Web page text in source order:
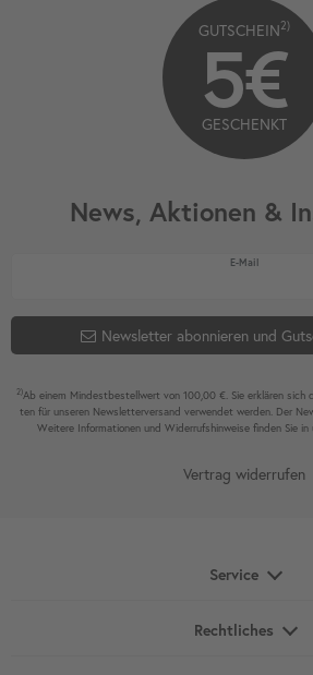
News, Aktionen &
E-MailNewsletter
Newsletter abonnieren und
2)Ab einem Mindest­bestell­wert von 100,00 €. Sie erklären
ten für unseren News­letter­versand ver­wen­det werden. Der
Weitere Infor­mationen und Wider­rufshin­weise finden Sie in
GUTSCHEIN2)
5€
GESCHENKT
Vertrag widerrufen
Service
Rechtliches